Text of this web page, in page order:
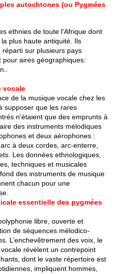
autochtones (ou Pygmées
ethnies de toute l'Afrique dont
plus haute antiquité. Ils
sur plusieurs pays
pour aires géographiques:
vocale
de la musique vocale chez les
supposer que les rares
n'étaient que des emprunts à
des instruments mélodiques
et deux aérophones :
à deux cordes, arc-enterre,
Les données ethnologiques,
techniques et musicales
des instruments de musique
chacun pour une
essentielle des pygmées
libre, ouverte et
de séquences mélodico-
L’enchevêtrement des voix, le
révèlent un contrepoint
dont le vaste répertoire est
impliquent hommes,